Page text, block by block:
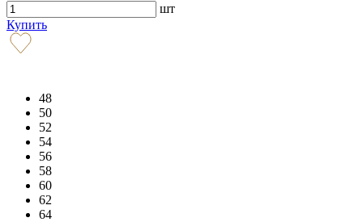
шт
Купить
48
50
52
54
56
58
60
62
64